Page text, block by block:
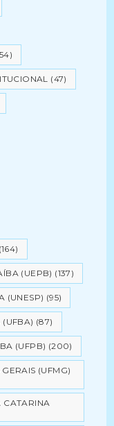
(47)
(164)
(UEPB) (137)
(UNESP) (95)
(UFBA) (87)
(UFPB) (200)
(UFMG)
CATARINA